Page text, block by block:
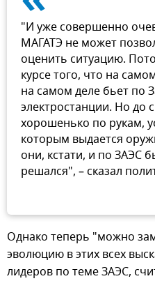
"И уже совершенно
МАГАТЭ не может
оценить ситуацию.
курсе того, что на
на самом деле бьет по
электростанции. Но до
хорошенько по рукам,
которым выдается
они, кстати, и по ЗАЭС
решался", – сказал
Однако теперь "можно
эволюцию в этих всех
лидеров по теме ЗАЭС,